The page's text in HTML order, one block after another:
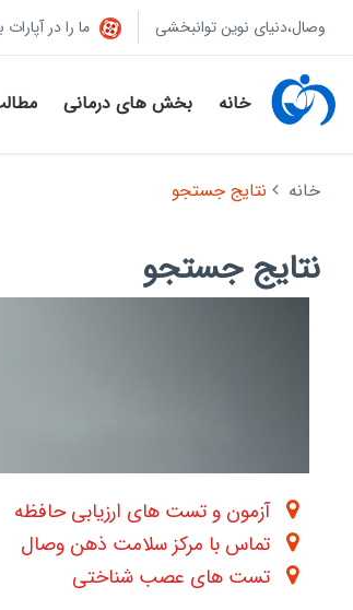
وصال،دنیای نوین توانبخشی ما را در آپارات
خانه بخش های درمانی
خانه نتایج جستجو
نتایج جستجو
آزمون و تست های ارزیابی حافظه
تماس با مرکز سلامت ذهن وصال
تست های عصب شناختی